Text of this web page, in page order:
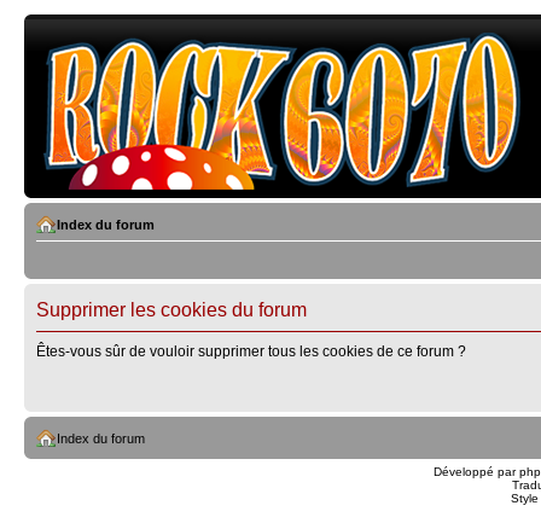
Index du forum
Supprimer les cookies du forum
Êtes-vous sûr de vouloir supprimer tous les cookies de ce forum ?
Index du forum
Développé par
Style